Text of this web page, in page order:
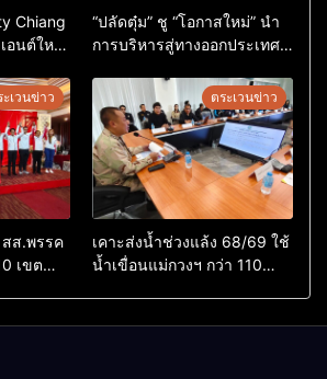
Chiang
อนต์ใหญ่
“ปลัดตุ๋ม” ชู “โอกาสใหม่” นำ
การบริหารสู่ทางออกประเทศ
ะเวนข่าว
สส.พรรค
เขต
ตระเวนข่าว
เคาะส่งน้ำช่วงแล้ง 68/69 ใช้
น้ำเขื่อนแม่กวงฯ กว่า 110